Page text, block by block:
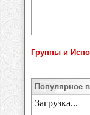
Группы и
Популярное